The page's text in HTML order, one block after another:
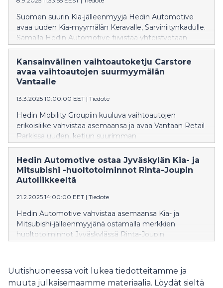
Suomen suurin Kia-jälleenmyyjä Hedin Automotive
avaa uuden Kia-myymälän Keravalle, Sarviniitynkadulle.
Samalla Hedin Automotive tiivistää yhteistyötään
Astara Auto Finland Oy:n kanssa ja aloittaa samassa
osoitteessa myös Mitsubishi -jälleenmyynnin. Uuden
liikkeen avajaisia vietettiin lauantaina 6.9.2025.
Kansainvälinen vaihtoautoketju Carstore
avaa vaihtoautojen suurmyymälän
Vantaalle
13.3.2025 10:00:00 EET | Tiedote
Hedin Mobility Groupiin kuuluva vaihtoautojen
erikoisliike vahvistaa asemaansa ja avaa Vantaan Retail
Parkissa uuden, ketjun suurimman
vaihtoautomyymälän. Carstore on aiemmin toiminut
Helsingin Konalassa ja Tampereella. Vantaalle
avattavaan suurmyymälään mahtuu moderneihin
sisätiloihin yli 250 vaihtoautoa. Jatkossa Carstoren
Vantaan myymälään. Varsinaista avajaisviikkoa
myymälässä vietetään 17.–22.3.2025.
Hedin Automotive ostaa Jyväskylän Kia- ja
Mitsubishi -huoltotoiminnot Rinta-Joupin
Autoliikkeeltä
21.2.2025 14:00:00 EET | Tiedote
Hedin Automotive vahvistaa asemaansa Kia- ja
Mitsubishi-jälleenmyyjänä ostamalla merkkien
huoltotoiminnot Jyväskylässä Rinta-Joupin
Hedin Automotive Retail Oy:lle 1.3.2025 alkaen.
Uutishuoneessa voit lukea tiedotteitamme ja
muuta julkaisemaamme materiaalia. Löydät sieltä